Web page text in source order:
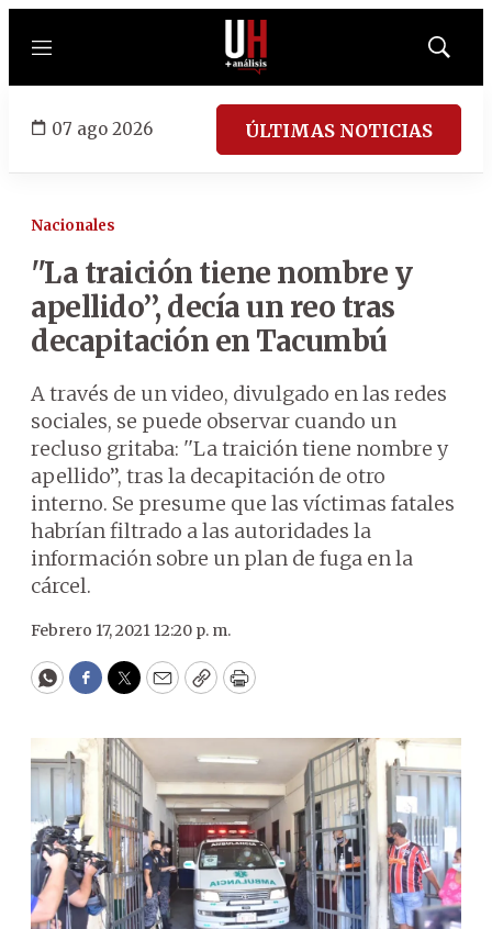
Menú
Mostrar
07 ago 2026 ÚLTIMAS NOTICIAS
Nacionales
''La traición tiene nombre y
apellido’’, decía un reo tras
decapitación en Tacumbú
A través de un video, divulgado en las redes
sociales, se puede observar cuando un
recluso gritaba: ''La traición tiene nombre y
apellido’’, tras la decapitación de otro
interno. Se presume que las víctimas fatales
habrían filtrado a las autoridades la
información sobre un plan de fuga en la
cárcel.
Febrero 17, 2021 12:20 p. m.
WhatsApp
Facebook
Twitter
EmailCopyPrint